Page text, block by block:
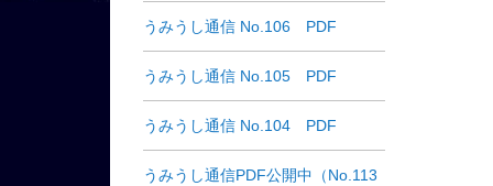
うみうし通信 No.106 PDF
うみうし通信 No.105 PDF
うみうし通信 No.104 PDF
うみうし通信PDF公開中（No.113